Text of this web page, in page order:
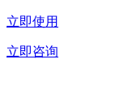
立即使用
立即咨询